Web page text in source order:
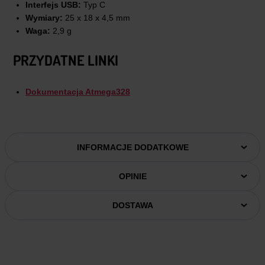
Interfejs USB: Typ C
Wymiary: 25 x 18 x 4,5 mm
Waga: 2,9 g
PRZYDATNE LINKI
Dokumentacja Atmega328
INFORMACJE DODATKOWE
OPINIE
DOSTAWA